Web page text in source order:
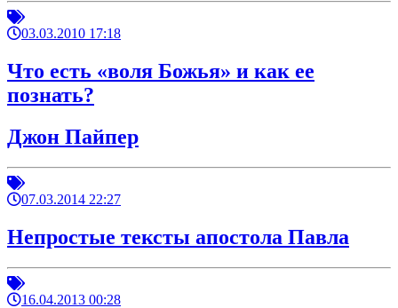
03.03.2010 17:18
Что есть «воля Божья» и как ее
познать?
Джон Пайпер
07.03.2014 22:27
Непростые тексты апостола Павла
16.04.2013 00:28